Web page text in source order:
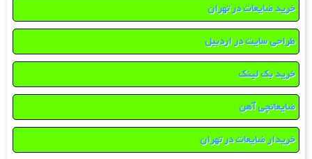
خرید ضایعات در تهران
طراحی سایت در اردبیل
خرید بک لینک
ضایعاتچی آهن
خریدار ضایعات در تهران